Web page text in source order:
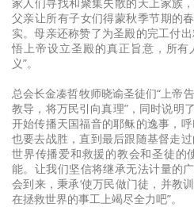
父亲让所有子女们得蒙秋季节期的
实。母亲还称赞了为圣殿的完工付
悟上帝设立圣殿的真正旨意，所
义”。
总会长金凑哲牧师晓谕圣徒们“上帝
教导，将万民引向真理”，同时说明
开始传播天国福音的耶稣的逸事，
也要去战胜，直到最后跟随基督走
世界传播爱和救援的教会和圣徒的
能。让我们坚信将继承无法计量的
会到来，秉承‘使万民做门徒，并教
在拯救世界的事工上竭尽全力吧”。